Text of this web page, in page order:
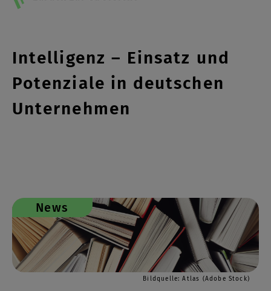
Intelligenz – Einsatz und
Potenziale in deutschen
Unternehmen
News
Bildquelle: Atlas (Adobe Stock)